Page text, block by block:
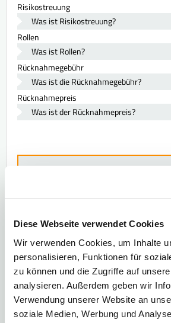
Diese Webseite verwendet Cookies
Wir verwenden Cookies, um Inhalte
personalisieren, Funktionen für
zu können und die Zugriffe auf
analysieren. Außerdem geben wir
Verwendung unserer Website an
soziale Medien, Werbung und
Risikostreuung
Was ist Risikostreuung?
Rollen
Was ist Rollen?
Rücknahmegebühr
Was ist die Rücknahmegebühr?
Rücknahmepreis
Was ist der Rücknahmepreis?
Die 100 wichtigsten Börsenbegriffe in